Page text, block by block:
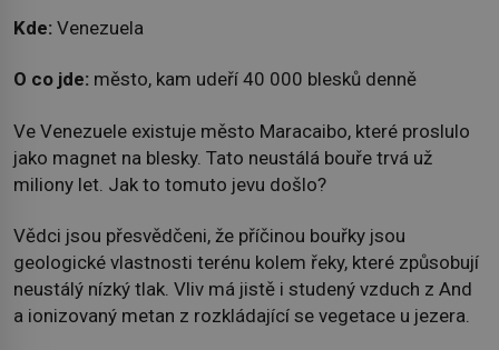
Kde: Venezuela
O co jde: město, kam udeří 40 000 blesků denně
Ve Venezuele existuje město Maracaibo, které proslulo
jako magnet na blesky. Tato neustálá bouře trvá už
miliony let. Jak to tomuto jevu došlo?
Vědci jsou přesvědčeni, že příčinou bouřky jsou
geologické vlastnosti terénu kolem řeky, které způsobují
neustálý nízký tlak. Vliv má jistě i studený vzduch z And
a ionizovaný metan z rozkládající se vegetace u jezera.